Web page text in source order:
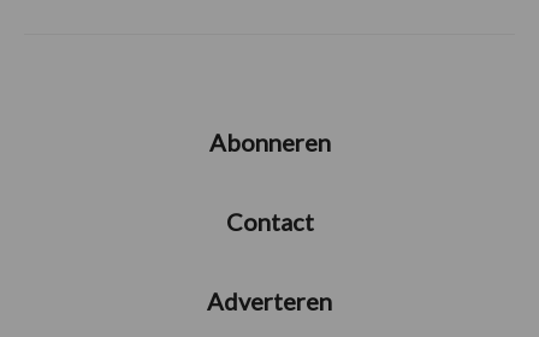
Abonneren
Contact
Adverteren